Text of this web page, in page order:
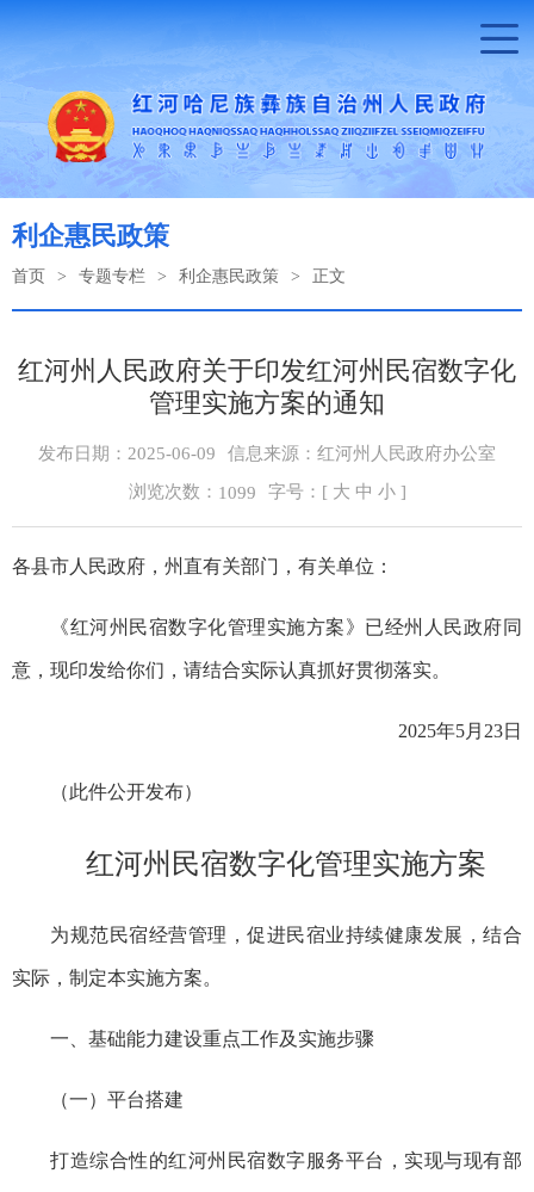
利企惠民政策
首页 > 专题专栏 > 利企惠民政策 > 正文
红河州人民政府关于印发红河州民宿数字化
管理实施方案的通知
发布日期：2025-06-09
信息来源：红河州人民政府办公室
浏览次数： 1099 字号：[ 大 中 小]
各县市人民政府，州直有关部门，有关单位：
《红河州民宿数字化管理实施方案》已经州人民政府同
意，现印发给你们，请结合实际认真抓好贯彻落实。
2025年5月23日
（此件公开发布）
红河州民宿数字化管理实施方案
为规范民宿经营管理，促进民宿业持续健康发展，结合
实际，制定本实施方案。
一、基础能力建设重点工作及实施步骤
（一）平台搭建
打造综合性的红河州民宿数字服务平台，实现与现有部